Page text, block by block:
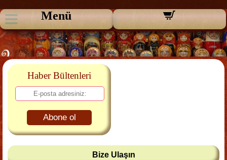
Menü
Haber Bültenleri
Abone ol
Bize Ulaşın